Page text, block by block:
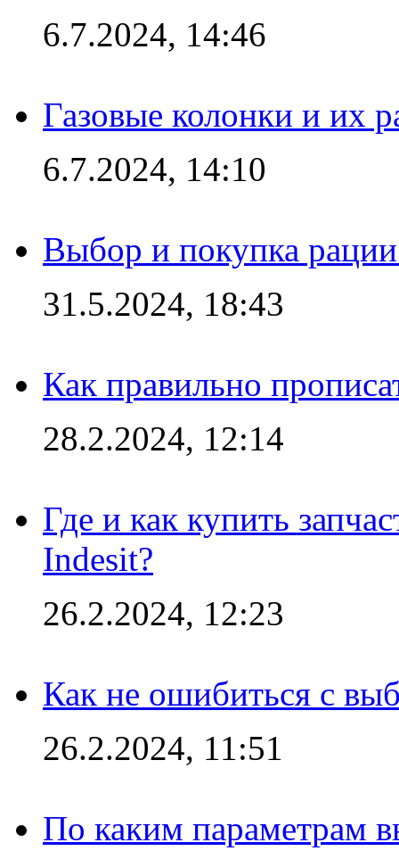
6.7.2024, 14:46
Газовые колонки и их
6.7.2024, 14:10
Выбор и покупка
31.5.2024, 18:43
Как правильно
28.2.2024, 12:14
Где и как купить
Indesit?
26.2.2024, 12:23
Как не ошибиться с
26.2.2024, 11:51
По каким параметрам